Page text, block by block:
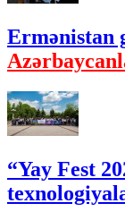
Ermənistan
“Yay Fest